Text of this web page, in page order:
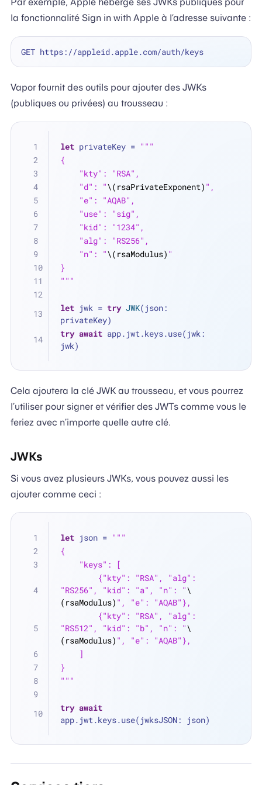
la fonctionnalité Sign in with Apple à l’adresse suivante :
Vapor fournit des outils pour ajouter des JWKs
(publiques ou privées) au trousseau :
let privateKey = """
{
    "kty": "RSA",
    "d": "
\(rsaPrivateExponent) ",
    "e": "AQAB",
    "use": "sig",
    "kid": "1234",
    "alg": "RS256",
    "n": "
\(rsaModulus) "
}
"""
let jwk = try JWK(json:
privateKey)
try await app.jwt.keys.use(jwk:
jwk)
Cela ajoutera la clé JWK au trousseau, et vous pourrez
l’utiliser pour signer et vérifier des JWTs comme vous le
feriez avec n’importe quelle autre clé.
JWKs
Si vous avez plusieurs JWKs, vous pouvez aussi les
ajouter comme ceci :
let json = """
{
    "keys": [
"RS256", "kid": "a", "n": "\
(rsaModulus) ", "e": "AQAB"},
"RS512", "kid": "b", "n": "\
(rsaModulus) ", "e": "AQAB"},
    ]
}
"""
try await
app.jwt.keys.use(jwksJSON: json)